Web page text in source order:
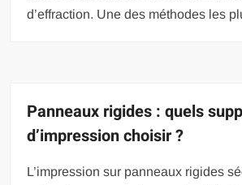
d’effraction. Une des méthodes les
Panneaux rigides : quels
d’impression choisir ?
L’impression sur panneaux rigides